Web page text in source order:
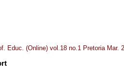
Educ. (Online) vol.18 no.1 Pretoria Mar.